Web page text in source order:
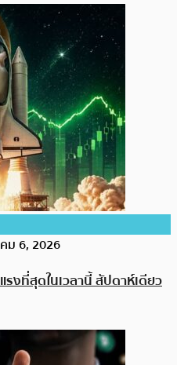
ม 6, 2026
งที่สุดในเวลานี้ สัปดาห์เดียว